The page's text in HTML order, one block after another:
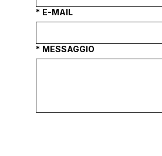
* E-MAIL
* MESSAGGIO